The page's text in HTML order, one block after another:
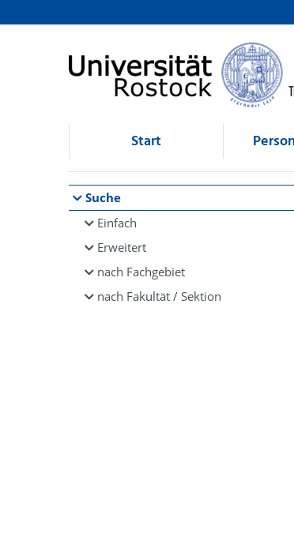
Browsen
direkt zum Inhalt
Start
Suche
Einfach
Erweitert
nach Fachgebiet
nach Fakultät / Sektion